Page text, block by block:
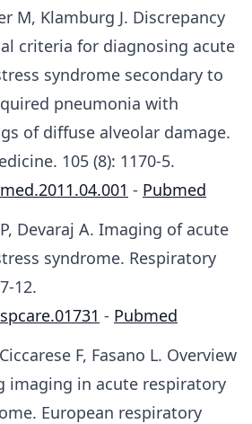
M, Klamburg J. Discrepancy
criteria for diagnosing acute
syndrome secondary to
pneumonia with
of diffuse alveolar damage.
105 (8): 1170-5.
- Pubmed
Devaraj A. Imaging of acute
syndrome. Respiratory
12.
- Pubmed
F, Fasano L. Overview
imaging in acute respiratory
European respiratory